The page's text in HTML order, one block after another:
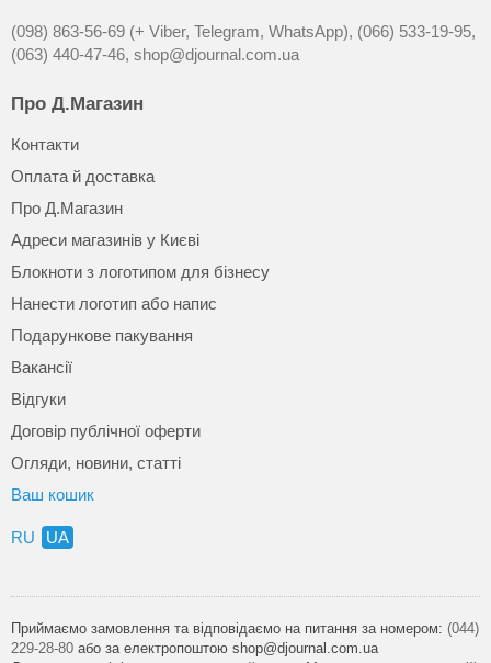
(098) 863-56-69 (+ Viber, Telegram, WhatsApp), (066) 533-19-95,
(063) 440-47-46, shop@djournal.com.ua
Про Д.Магазин
Контакти
Оплата й доставка
Про Д.Магазин
Адреси магазинів у Києві
Блокноти з логотипом для бізнесу
Нанести логотип або напис
Подарункове пакування
Вакансії
Відгуки
Договір публічної оферти
Огляди, новини, статті
Ваш кошик
RU UA
Приймаємо замовлення та відповідаємо на питання за номером: (044)
229-28-80 або за електропоштою shop@djournal.com.ua